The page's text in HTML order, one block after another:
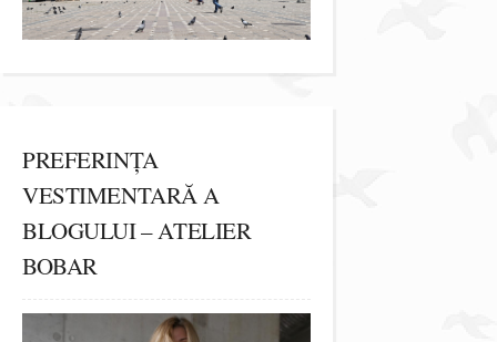
PREFERINȚA
VESTIMENTARĂ A
BLOGULUI – ATELIER
BOBAR